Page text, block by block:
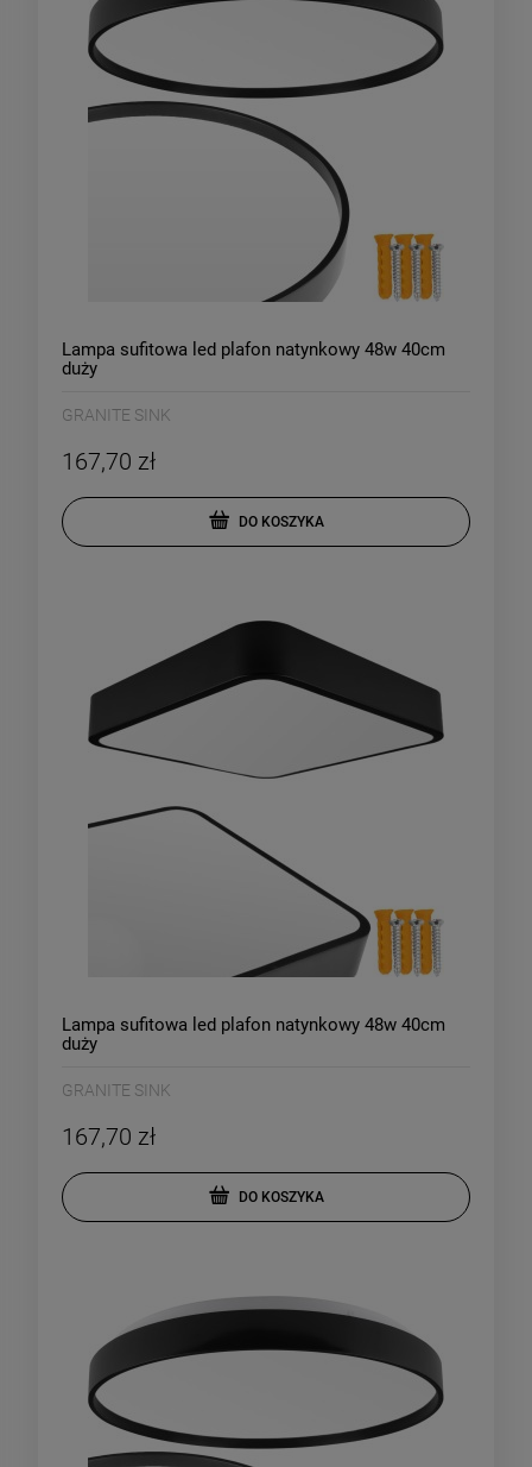
Lampa sufitowa led plafon natynkowy 48w 40cm
duży
GRANITE SINK
167,70 zł
DO KOSZYKA
Lampa sufitowa led plafon natynkowy 48w 40cm
duży
GRANITE SINK
167,70 zł
DO KOSZYKA